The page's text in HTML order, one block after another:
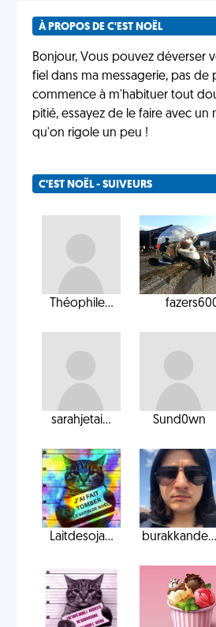
À PROPOS DE C'EST NOËL
Bonjour, Vous pouvez déverser
fiel dans ma messagerie, pas de
commence à m'habituer tout
pitié, essayez de le faire avec un
qu'on rigole un peu !
C'EST NOËL - SUIVEURS
Théophile...
sarahjetai... Sund0wn
Laitdesoja... burakkande...